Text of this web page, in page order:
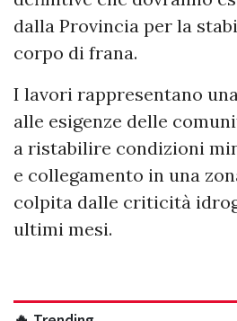
dalla Provincia per la
corpo di frana.
I lavori rappresentano
alle esigenze delle
a ristabilire condizioni
e collegamento in una
colpita dalle criticità
ultimi mesi.